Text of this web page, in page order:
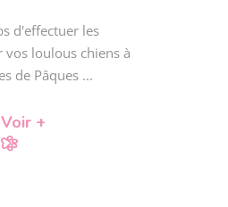
d'effectuer les
loulous chiens à
de Pâques
Voir +